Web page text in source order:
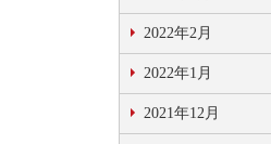
2022年2月
2022年1月
2021年12月